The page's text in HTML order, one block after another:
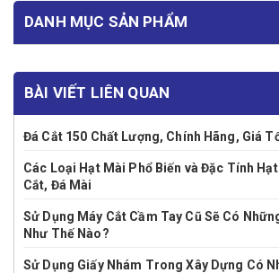
DANH MỤC SẢN PHẨM
BÀI VIẾT LIÊN QUAN
Đá Cắt 150 Chất Lượng, Chính Hãng, Giá
Các Loại Hạt Mài Phổ Biến và Đặc Tính
Cắt, Đá Mài
Sử Dụng Máy Cắt Cầm Tay Cũ Sẽ Có
Như Thế Nào?
Sử Dụng Giấy Nhám Trong Xây Dựng Có